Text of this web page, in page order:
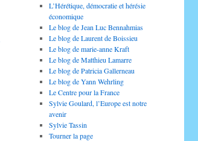
L’Hérétique, démocratie et hérésie
économique
Le blog de Jean Luc Bennahmias
Le blog de Laurent de Boissieu
Le blog de marie-anne Kraft
Le blog de Matthieu Lamarre
Le blog de Patricia Gallerneau
Le blog de Yann Wehrling
Le Centre pour la France
Sylvie Goulard, l’Europe est notre
avenir
Sylvie Tassin
Tourner la page